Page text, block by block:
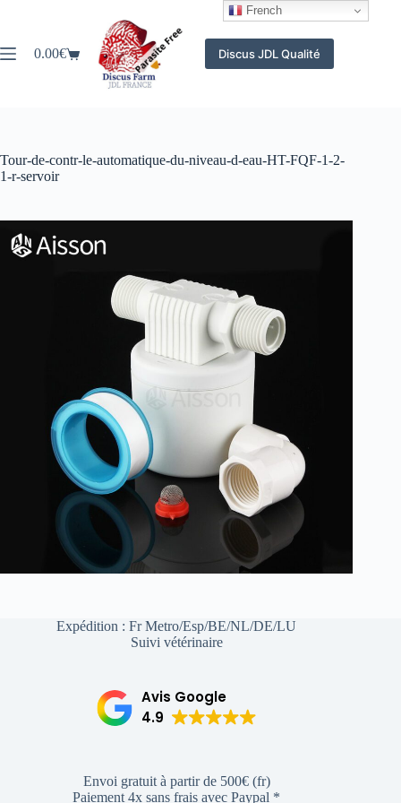
Panier
0.00€ Discus JDL Qualité
Tour-de-contr-le-automatique-du-niveau-d-eau-HT-FQF-1-2-
1-r-servoir
Expédition : Fr Metro/Esp/BE/NL/DE/LU
Suivi vétérinaire
Avis Google
4.9
Envoi gratuit à partir de 500€ (fr)
Paiement 4x sans frais avec Paypal *
French